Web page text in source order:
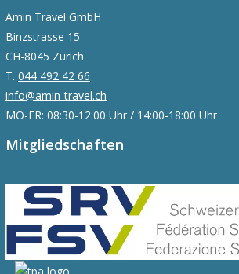
Amin Travel GmbH
Binzstrasse 15
CH-8045 Zürich
T. 044 492 42 66
info@amin-travel.ch
MO-FR: 08:30-12:00 Uhr / 14:00-18:00 Uhr
Mitgliedschaften